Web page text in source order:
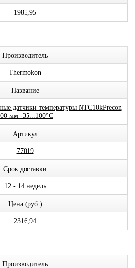
1985,95
Производитель
Thermokon
Название
датчики температуры NTC10kPrecon
мм -35...100°C
Артикул
77019
Срок доставки
12 - 14 недель
Цена (руб.)
2316,94
Производитель